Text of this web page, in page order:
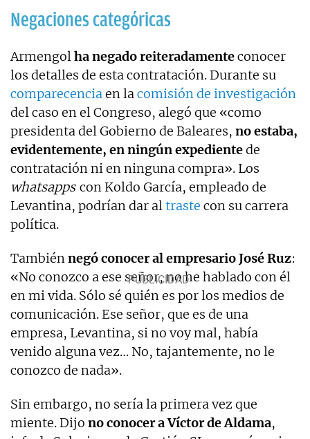
Negaciones categóricas
Armengolha negado reiteradamenteconocer
los detalles de esta contratación. Durante su
comparecenciaen lacomisión de investigación
del caso en el Congreso, alegó que «como
presidenta del Gobierno de Baleares, no estaba,
evidentemente, en ningún expedientede
contratación ni en ninguna compra». Los
whatsapps con Koldo García, empleado de
Levantina, podrían dar altraste con su carrera
política.
Tambiénnegó conocer al empresario José Ruz:
«No conozco a ese señor, no he hablado con él
en mi vida. Sólo sé quién es por los medios de
comunicación. Ese señor, que es de una
empresa, Levantina, si no voy mal, había
venido alguna vez… No, tajantemente, no le
conozco de nada».
Sin embargo, no sería la primera vez que
miente. Dijo no conocer a Víctor de Aldama,